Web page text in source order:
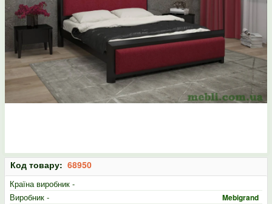
Код товару: 68950
Країна виробник -
Виробник -
Mebigrand